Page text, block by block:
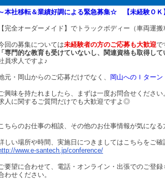
本社移転＆業績好調による緊急募集☆ 【未経験ＯＫ
【完全オーダーメイド】でトラックボディー（車両運
回の募集については未経験者の方のご応募も大歓迎で
「専門的な教育も受けていないし、関連資格も取得し
員求人ですよ♪
元・岡山からのご応募だけでなく、 岡山へのＩター
興味を持たれましたら、まずは一度お問合せください
人に関するご質問だけでも大歓迎ですよ◎
ちらのお仕事の相談、その他のお仕事情報が気にな
しい場所や時間、実施日につきましてはこちらをご確
www.e-santech.jp/conference/
要望に合わせて、電話・オンライン・出張でのご登
わせください。